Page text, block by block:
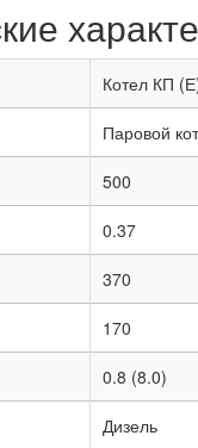
Котел КП
Паровой
500
0.37
370
170
0.8 (8.0)
Дизель